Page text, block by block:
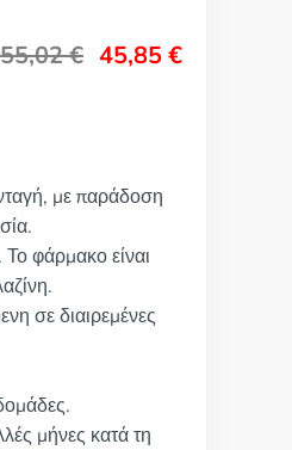
55,02€ 45,85€
με παράδοση
Το φάρμακο είναι
σε διαιρεμένες
μήνες κατά τη